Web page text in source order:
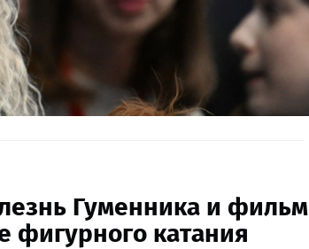
Гуменника и фильм
фигурного катания